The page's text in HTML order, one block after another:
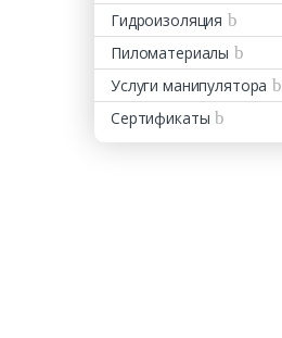
Гидроизоляция
Пиломатериалы
Услуги манипулятора
Сертификаты